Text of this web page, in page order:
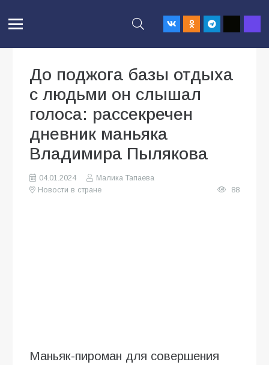
До поджога базы отдыха
с людьми он слышал
голоса: рассекречен
дневник маньяка
Владимира Пылякова
04.01.2024
Малика Тапаева
Новости в стране
88
Маньяк-пироман для совершения